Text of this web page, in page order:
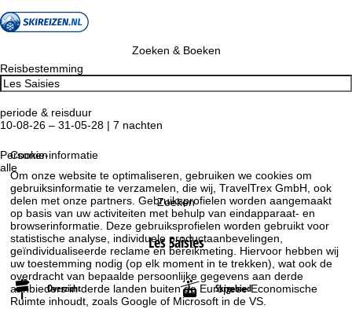
Cookie-informatie
Om onze website te optimaliseren, gebruiken we cookies om
gebruiksinformatie te verzamelen, die wij, TravelTrex GmbH, ook
delen met onze partners. Gebruiksprofielen worden aangemaakt
op basis van uw activiteiten met behulp van eindapparaat- en
browserinformatie. Deze gebruiksprofielen worden gebruikt voor
statistische analyse, individuele productaanbevelingen,
geïndividualiseerde reclame en bereikmeting. Hiervoor hebben wij
uw toestemming nodig (op elk moment in te trekken), wat ook de
overdracht van bepaalde persoonlijke gegevens aan derde
aanbieders in derde landen buiten de Europese Economische
Ruimte inhoudt, zoals Google of Microsoft in de VS.
Zoeken & Boeken
Reisbestemming
periode & reisduur
10-08-26 – 31-05-28 | 7 nachten
Personen
alle
Zoeken
Les Saisies
Overzicht Skigebied